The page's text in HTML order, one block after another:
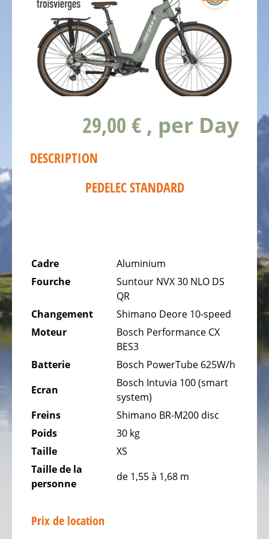
TROISVIÈRGES
BIKESTATION
SPORTS
SCHIEREN
WËLLE
WESTEN
BIKESTATION
OA6
OBERFEULEN
29,00 € , per Day
DESCRIPTION
PEDELEC STANDARD
Cadre
Aluminium
Fourche
Suntour NVX 30 NLO DS
QR
Changement
Shimano Deore 10-speed
Moteur
Bosch Performance CX
BES3
Batterie
Bosch PowerTube 625W/h
Ecran
Bosch Intuvia 100 (smart
system)
Freins
Shimano BR-M200 disc
Poids
30 kg
Taille
XS
Taille de la
personne
de 1,55 à 1,68 m
Prix de location